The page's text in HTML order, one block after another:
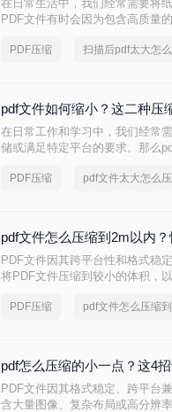
在日常生活中，我们经常需要将
PDF文件有时会因为包含高质量
PDF压缩 扫描后pdf太大怎
pdf文件如何缩小？这二种压
在日常工作和学习中，我们经常
储或满足特定平台的要求。那么
PDF压缩
pdf文件怎么压缩到2m以内
PDF文件因其跨平台性和格式稳
将PDF文件压缩到较小的体积，
PDF压缩 pdf文件怎么压缩
pdf怎么压缩的小一点？这4
PDF文件因其格式稳定、跨平台
含大量图像、复杂布局或高分辨